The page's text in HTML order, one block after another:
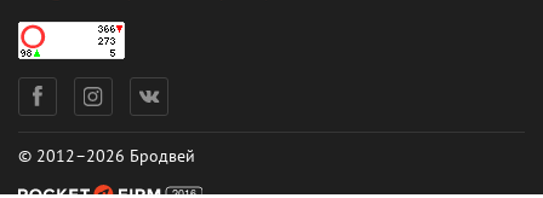
© 2012–2026 Бродвей